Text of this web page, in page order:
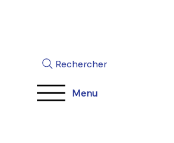
Menu
Rechercher